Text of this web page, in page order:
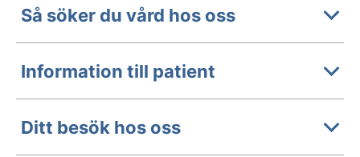
Så söker du vård hos oss
Information till patient
Ditt besök hos oss